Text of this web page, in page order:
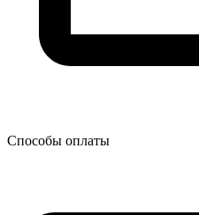
Способы оплаты